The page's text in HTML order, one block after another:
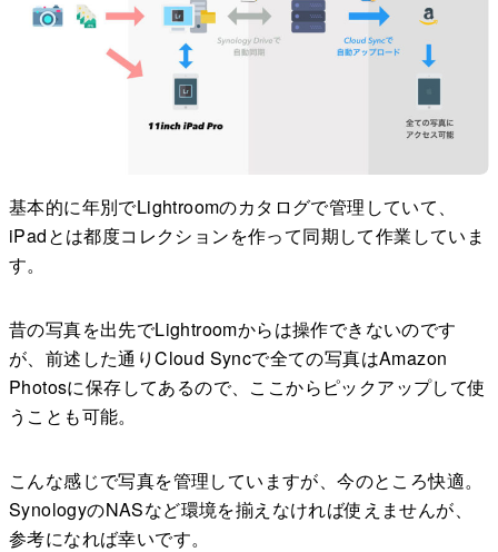
基本的に年別でLightroomのカタログで管理していて、
iPadとは都度コレクションを作って同期して作業していま
す。
昔の写真を出先でLightroomからは操作できないのです
が、前述した通りCloud Syncで全ての写真はAmazon
Photosに保存してあるので、ここからピックアップして使
うことも可能。
こんな感じで写真を管理していますが、今のところ快適。
SynologyのNASなど環境を揃えなければ使えませんが、
参考になれば幸いです。